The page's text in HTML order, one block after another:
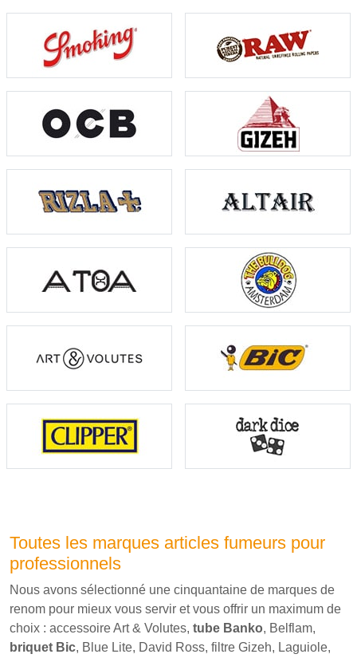
Toutes les marques articles fumeurs pour
professionnels
Nous avons sélectionné une cinquantaine de marques de
renom pour mieux vous servir et vous offrir un maximum de
choix : accessoire Art & Volutes, tube Banko, Belflam,
briquet Bic, Blue Lite, David Ross, filtre Gizeh, Laguiole,